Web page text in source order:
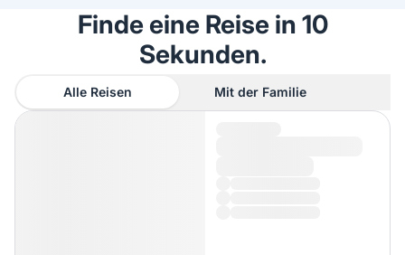
Finde eine Reise in 10
Sekunden.
Alle Reisen Mit der Familie